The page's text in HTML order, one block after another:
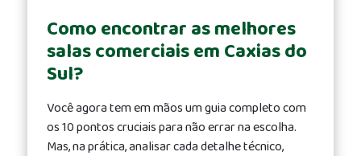
Como encontrar as melhores
salas comerciais em Caxias do
Sul?
Você agora tem em mãos um guia completo com
os 10 pontos cruciais para não errar na escolha.
Mas, na prática, analisar cada detalhe técnico,